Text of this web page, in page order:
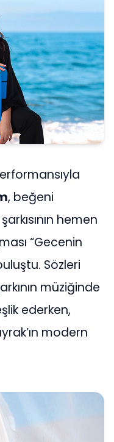
, beğeni
hemen
“Gecenin
Sözleri
müziğinde
ederken,
modern